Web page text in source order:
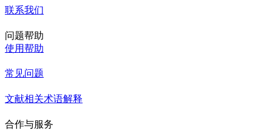
联系我们
问题帮助
使用帮助
常见问题
文献相关术语解释
合作与服务